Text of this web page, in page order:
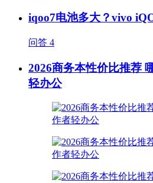
iqoo7电池多大？vivo
问答 4
2026商务本性价比推荐
轻办公